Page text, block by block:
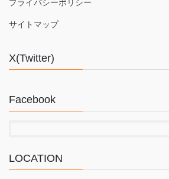
プライバシーポリシー
サイトマップ
X(Twitter)
Facebook
LOCATION